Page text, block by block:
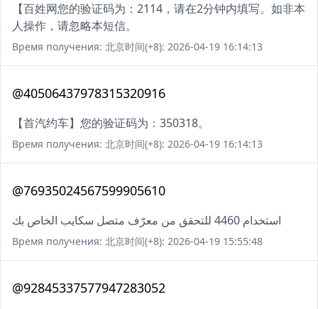
【百姓网您的验证码为：2114，请在2分钟内填写。如非本
人操作，请忽略本短信。
Время получения: 北京时间(+8): 2026-04-19 16:14:13
@40506437978315320916
【首汽约车】您的验证码为：350318。
Время получения: 北京时间(+8): 2026-04-19 16:14:13
@76935024567599905610
استخدام 4460 للتحقق من معرّف متصل سكايب الخاص بك
Время получения: 北京时间(+8): 2026-04-19 15:55:48
@92845337577947283052